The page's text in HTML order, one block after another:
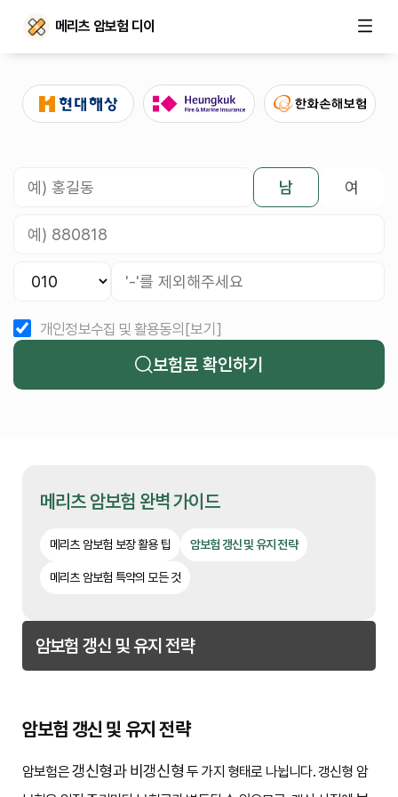
메리츠 암보험 디이
남 여
개인정보수집 및 활용동의 [보기]
보험료 확인하기
메리츠 암보험 완벽 가이드
메리츠 암보험 보장 활용 팁 암보험 갱신 및 유지 전략
메리츠 암보험 특약의 모든 것
암보험 갱신 및 유지 전략
암보험 갱신 및 유지 전략
암보험은갱신형과 비갱신형 두 가지 형태로 나뉩니다. 갱신형 암